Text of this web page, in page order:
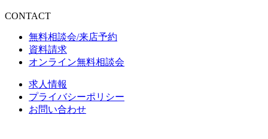
CONTACT
無料相談会/来店予約
資料請求
オンライン無料相談会
求人情報
プライバシーポリシー
お問い合わせ